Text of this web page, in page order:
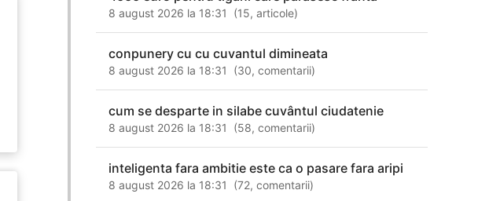
8 august 2026 la 18:31 (15,articole)
conpunery cu cu cuvantul dimineata
8 august 2026 la 18:31 (30,comentarii)
cum se desparte in silabe cuvântul ciudatenie
8 august 2026 la 18:31 (58,comentarii)
inteligenta fara ambitie este ca o pasare fara aripi
8 august 2026 la 18:31 (72,comentarii)